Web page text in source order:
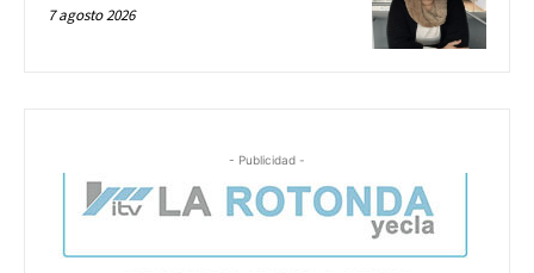
7 agosto 2026
- Publicidad -